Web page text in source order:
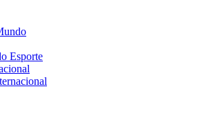
Esporte